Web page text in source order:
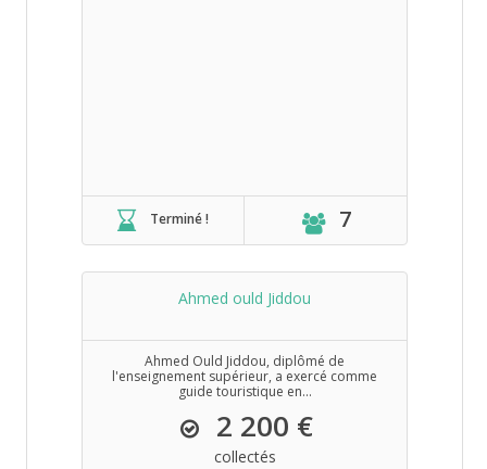
Terminé ! 7
Ahmed ould Jiddou
Ahmed Ould Jiddou, diplômé de
l'enseignement supérieur, a exercé comme
guide touristique en...
2 200 €
collectés